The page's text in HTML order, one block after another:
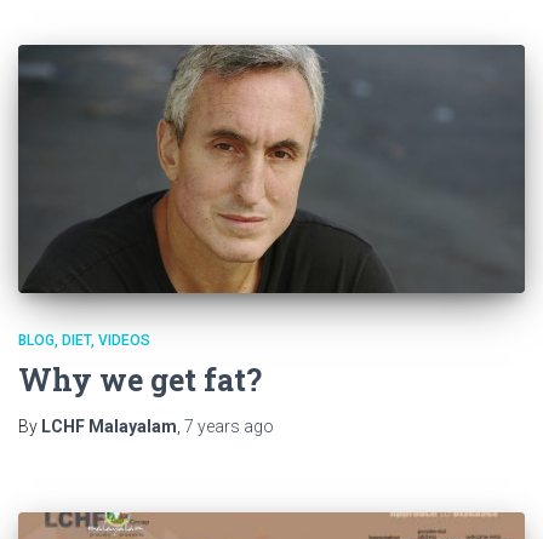
BLOG DIET VIDEOS
Why we get fat?
By LCHF Malayalam, 7 years ago